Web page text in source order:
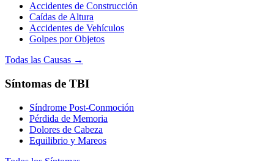
Accidentes de Construcción
Caídas de Altura
Accidentes de Vehículos
Golpes por Objetos
Todas las Causas →
Síntomas de TBI
Síndrome Post-Conmoción
Pérdida de Memoria
Dolores de Cabeza
Equilibrio y Mareos